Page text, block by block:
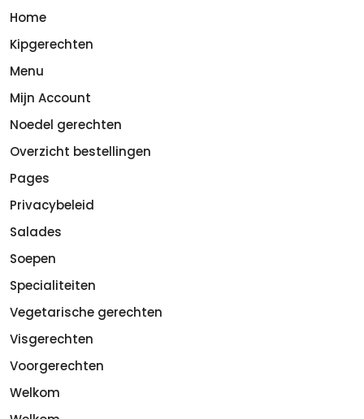
Home
Kipgerechten
Menu
Mijn Account
Noedel gerechten
Overzicht bestellingen
Pages
Privacybeleid
Salades
Soepen
Specialiteiten
Vegetarische gerechten
Visgerechten
Voorgerechten
Welkom